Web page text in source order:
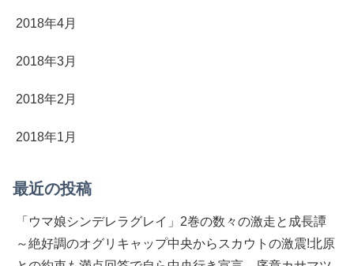
2018年4月
2018年3月
2018年2月
2018年1月
最近の投稿
「ウマ娘シンデレラグレイ」2巻の数々の激走と成長譚
～絶好調のオグリキャップ中央からスカウトの激震!北原